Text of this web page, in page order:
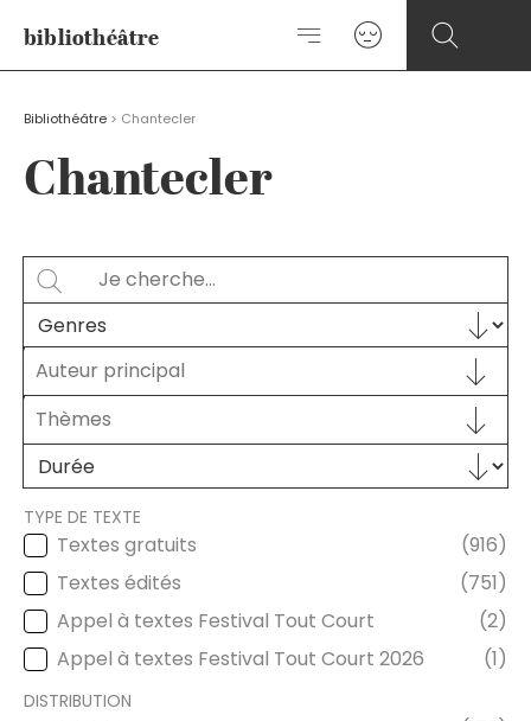
contenu
bibliothéâtre
Bibliothéâtre > Chantecler
Chantecler
SEARCH
Rechercher
GENRES
Sélectionnez le contenu
AUTEUR PRINCIPAL
Auteur principal
Auteur principal
THÈMES
Sélectionnez le contenu
Sélectionnez le contenu
DURÉE
Sélectionnez le contenu
TYPE DE TEXTE
TYPE DE TEXTE
Textes gratuits
(916)
Textes édités
(751)
Appel à textes Festival Tout Court
(2)
Appel à textes Festival Tout Court 2026
(1)
DISTRIBUTION